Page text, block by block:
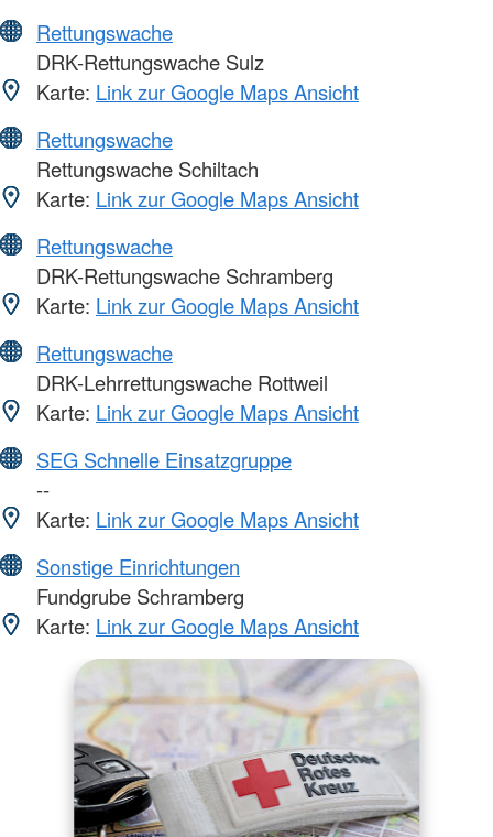
Rettungswache
DRK-Rettungswache Sulz
Karte: Link zur Google Maps Ansicht
Rettungswache
Rettungswache Schiltach
Karte: Link zur Google Maps Ansicht
Rettungswache
DRK-Rettungswache Schramberg
Karte: Link zur Google Maps Ansicht
Rettungswache
DRK-Lehrrettungswache Rottweil
Karte: Link zur Google Maps Ansicht
SEG Schnelle Einsatzgruppe
--
Karte: Link zur Google Maps Ansicht
Sonstige Einrichtungen
Fundgrube Schramberg
Karte: Link zur Google Maps Ansicht